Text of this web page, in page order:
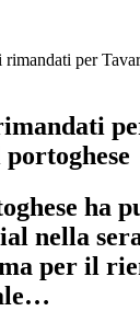
rimandati per
ha
nella
per il